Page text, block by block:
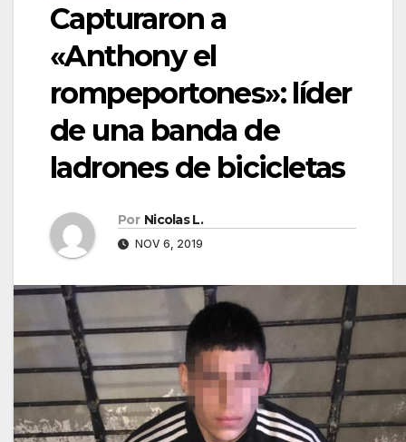
Capturaron a
«Anthony el
rompeportones»: líder
de una banda de
ladrones de bicicletas
Por Nicolas L.
NOV 6, 2019